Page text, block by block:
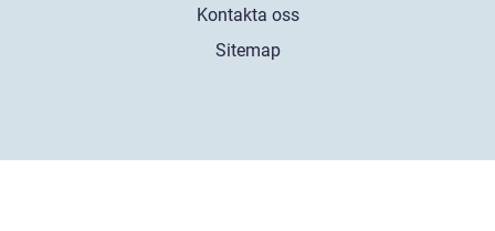
Kontakta oss
Sitemap